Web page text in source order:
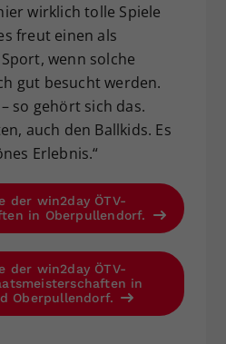
wirklich tolle Spiele
freut einen als
wenn solche
gut besucht werden.
so gehört sich das.
auch den Ballkids. Es
Erlebnis.“
der win2day ÖTV-
in Oberpullendorf.
der win2day ÖTV-
in
Oberpullendorf.